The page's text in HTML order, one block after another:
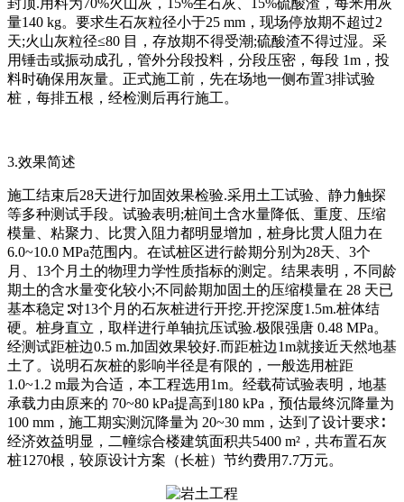
量140 kg。要求生石灰粒径小于25 mm，现场停放期不超过2
天;火山灰粒径≤80 目，存放期不得受潮;硫酸渣不得过湿。采
用锤击或振动成孔，管外分段投料，分段压密，每段 1m，投
料时确保用灰量。正式施工前，先在场地一侧布置3排试验
桩，每排五根，经检测后再行施工。
3.效果简述
施工结束后28天进行加固效果检验.采用土工试验、静力触探
等多种测试手段。试验表明;桩间土含水量降低、重度、压缩
模量、粘聚力、比贯入阻力都明显增加，桩身比贯人阻力在
6.0~10.0 MPa范围内。在试桩区进行龄期分别为28天、3个
月、13个月土的物理力学性质指标的测定。结果表明，不同龄
期土的含水量变化较小;不同龄期加固土的压缩模量在 28 天已
基本稳定∶对13个月的石灰桩进行开挖.开挖深度1.5m.桩体结
硬。桩身直立，取样进行单轴抗压试验.极限强唐 0.48 MPa。
经测试距桩边0.5 m.加固效果较好.而距桩边1m就接近天然地基
土了。说明石灰桩的影响半径是有限的，一般选用桩距
1.0~1.2 m最为合适，本工程选用1m。经载荷试验表明，地基
承载力由原来的 70~80 kPa提高到180 kPa，预估最终沉降量为
100 mm，施工期实测沉降量为 20~30 mm，达到了设计要求∶
经济效益明显，二幢综合楼建筑面积共5400 m²，共布置石灰
桩1270根，较原设计方案（长桩）节约费用7.7万元。